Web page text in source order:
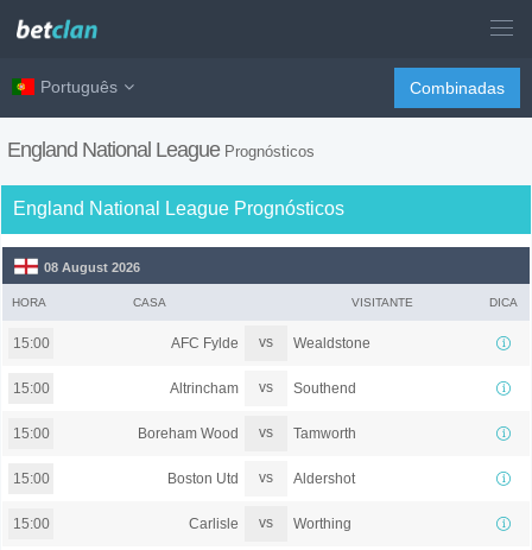
Português Combinadas
England National League Prognósticos
England National League Prognósticos
08 August 2026
HORA CASA VISITANTE DICA
15:00 AFC Fylde vs Wealdstone
15:00 Altrincham vs Southend
15:00 Boreham Wood vs Tamworth
15:00 Boston Utd vs Aldershot
15:00 Carlisle vs Worthing